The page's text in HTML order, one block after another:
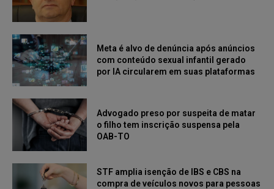
Meta é alvo de denúncia após anúncios
com conteúdo sexual infantil gerado
por IA circularem em suas plataformas
Advogado preso por suspeita de matar
o filho tem inscrição suspensa pela
OAB-TO
STF amplia isenção de IBS e CBS na
compra de veículos novos para pessoas